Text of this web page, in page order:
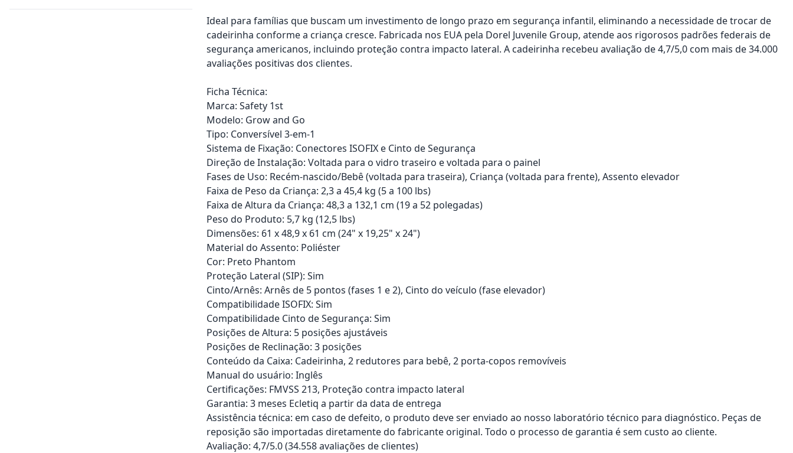
Ideal para famílias que buscam um investimento de longo prazo em segurança infantil, eliminando a necessidade de trocar de
cadeirinha conforme a criança cresce. Fabricada nos EUA pela Dorel Juvenile Group, atende aos rigorosos padrões federais de
segurança americanos, incluindo proteção contra impacto lateral. A cadeirinha recebeu avaliação de 4,7/5,0 com mais de 34.000
avaliações positivas dos clientes.
Ficha Técnica:
Marca: Safety 1st
Modelo: Grow and Go
Tipo: Conversível 3-em-1
Sistema de Fixação: Conectores ISOFIX e Cinto de Segurança
Direção de Instalação: Voltada para o vidro traseiro e voltada para o painel
Fases de Uso: Recém-nascido/Bebê (voltada para traseira), Criança (voltada para frente), Assento elevador
Faixa de Peso da Criança: 2,3 a 45,4 kg (5 a 100 lbs)
Faixa de Altura da Criança: 48,3 a 132,1 cm (19 a 52 polegadas)
Peso do Produto: 5,7 kg (12,5 lbs)
Dimensões: 61 x 48,9 x 61 cm (24" x 19,25" x 24")
Material do Assento: Poliéster
Cor: Preto Phantom
Proteção Lateral (SIP): Sim
Cinto/Arnês: Arnês de 5 pontos (fases 1 e 2), Cinto do veículo (fase elevador)
Compatibilidade ISOFIX: Sim
Compatibilidade Cinto de Segurança: Sim
Posições de Altura: 5 posições ajustáveis
Posições de Reclinação: 3 posições
Conteúdo da Caixa: Cadeirinha, 2 redutores para bebê, 2 porta-copos removíveis
Manual do usuário: Inglês
Certificações: FMVSS 213, Proteção contra impacto lateral
Garantia: 3 meses Ecletiq a partir da data de entrega
Assistência técnica: em caso de defeito, o produto deve ser enviado ao nosso laboratório técnico para diagnóstico. Peças de
reposição são importadas diretamente do fabricante original. Todo o processo de garantia é sem custo ao cliente.
Avaliação: 4,7/5.0 (34.558 avaliações de clientes)